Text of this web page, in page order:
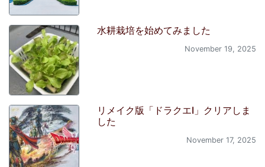
水耕栽培を始めてみました
November 19, 2025
リメイク版「ドラクエI」クリアしま
した
November 17, 2025